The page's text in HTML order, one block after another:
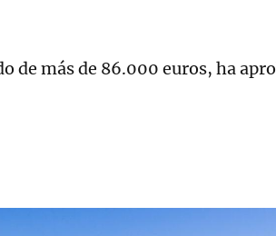
de más de 86.000 euros, ha